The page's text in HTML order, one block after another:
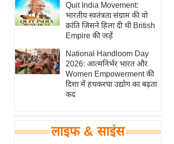
हॉलीवुड
फिल्म समीक्षा
Breaking
News
लाइफस्टाइल
टेक्नॉलॉजी
ब्यूटी/फैशन
पर्यटन स्थल
फिटनेस मंत्रा
Quit India Movement:
भारतीय स्वतंत्रता संग्राम की वो
क्रांति जिसने हिला दी थी British
Empire की जड़ें
National Handloom Day
2026: आत्मनिर्भर भारत और
Women Empowerment की
दिशा में हथकरघा उद्योग का बढ़ता
कद
लाइफ & साइंस